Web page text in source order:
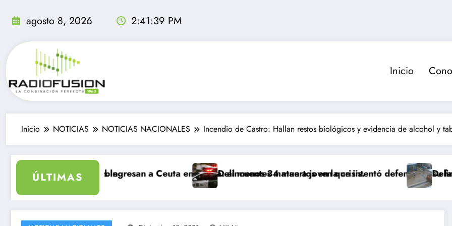
agosto 8, 2026 2:41:40 PM
Inicio
Inicio NOTICIAS NOTICIAS NACIONALES Incendio de Castro: Hallan restos biológicos y evidencia de alcohol y
ÚLTIMAS
inolvidableingresan a Ceuta en un día: al menos 34 muertos en la crisis.
Delincuentes matan a joven que intentó defender a su familia durante
Delincuente es